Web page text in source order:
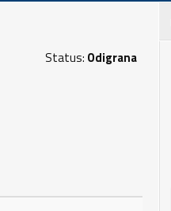
Status: Odigrana